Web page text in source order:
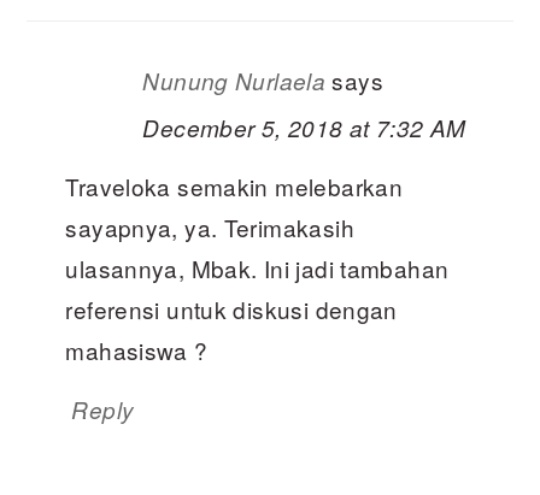
Nunung Nurlaela says
December 5, 2018 at 7:32 AM
Traveloka semakin melebarkan
sayapnya, ya. Terimakasih
ulasannya, Mbak. Ini jadi tambahan
referensi untuk diskusi dengan
mahasiswa ?
Reply